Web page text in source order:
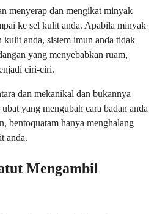
menyerap dan mengikat minyak
ke sel kulit anda. Apabila minyak
kulit anda, sistem imun anda tidak
yang menyebabkan ruam,
ciri-ciri.
dan mekanikal dan bukannya
yang mengubah cara badan anda
bentoquatam hanya menghalang
anda.
Mengambil